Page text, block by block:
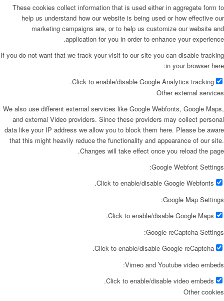
These cookies collect information that is used either in aggregate form to
help us understand how our website is being used or how effective our
marketing campaigns are, or to help us customize our website and
application for you in order to enhance your experience.
If you do not want that we track your visit to our site you can disable tracking
in your browser here:
Click to enable/disable Google Analytics tracking.
Other external services
We also use different external services like Google Webfonts, Google Maps,
and external Video providers. Since these providers may collect personal
data like your IP address we allow you to block them here. Please be aware
that this might heavily reduce the functionality and appearance of our site.
Changes will take effect once you reload the page.
Google Webfont Settings:
Click to enable/disable Google Webfonts.
Google Map Settings:
Click to enable/disable Google Maps.
Google reCaptcha Settings:
Click to enable/disable Google reCaptcha.
Vimeo and Youtube video embeds:
Click to enable/disable video embeds.
Other cookies